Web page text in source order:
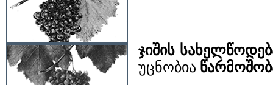
ჯიშის
უცნობია